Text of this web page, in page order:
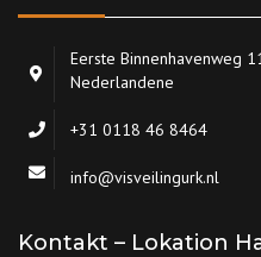
Eerste Binnenhavenweg
Nederlandene
+31 0118 46 8464
info@visveilingurk.nl
Kontakt – Lokation